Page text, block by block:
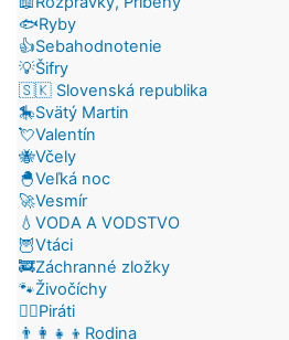
🐟Ryby
👍Sebahodnotenie
💡Šifry
🇸🇰 Slovenská republika
🎠Svätý Martin
💘Valentín
🐝Včely
🐣Veľká noc
🚀Vesmír
💧VODA A VODSTVO
🦉Vtáci
🚒Záchranné zložky
🐾Živočíchy
🏴‍☠️Piráti
👨‍👩‍👧‍👦Rodina